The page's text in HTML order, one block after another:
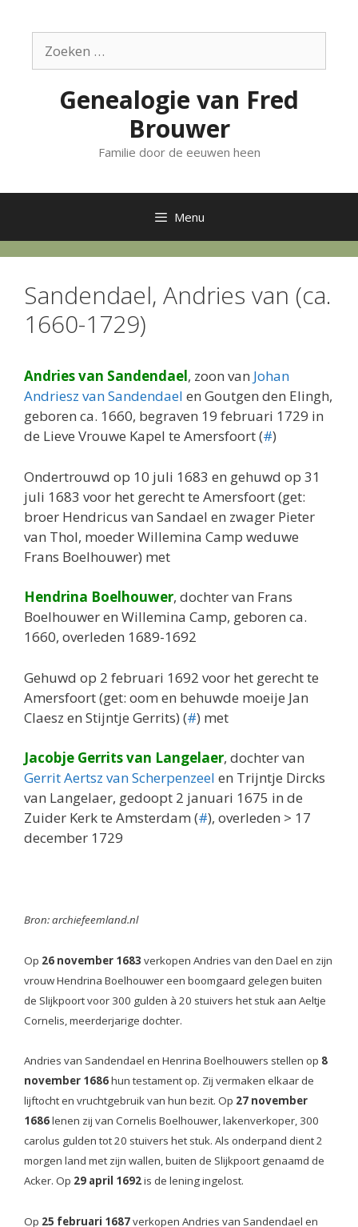
inhoudnaar:
Genealogie van Fred
Brouwer
Familie door de eeuwen heen
Menu
Sandendael, Andries van (ca.
1660-1729)
Andries van Sandendael, zoon van Johan
Andriesz van Sandendael en Goutgen den Elingh,
geboren ca. 1660, begraven 19 februari 1729 in
de Lieve Vrouwe Kapel te Amersfoort (#)
Ondertrouwd op 10 juli 1683 en gehuwd op 31
juli 1683 voor het gerecht te Amersfoort (get:
broer Hendricus van Sandael en zwager Pieter
van Thol, moeder Willemina Camp weduwe
Frans Boelhouwer) met
Hendrina Boelhouwer, dochter van Frans
Boelhouwer en Willemina Camp, geboren ca.
1660, overleden 1689-1692
Gehuwd op 2 februari 1692 voor het gerecht te
Amersfoort (get: oom en behuwde moeije Jan
Claesz en Stijntje Gerrits) (#) met
Jacobje Gerrits van Langelaer, dochter van
Gerrit Aertsz van Scherpenzeel en Trijntje Dircks
van Langelaer, gedoopt 2 januari 1675 in de
Zuider Kerk te Amsterdam (#), overleden > 17
december 1729
Bron: archiefeemland.nl
Op 26 november 1683 verkopen Andries van den Dael en zijn
vrouw Hendrina Boelhouwer een boomgaard gelegen buiten
de Slijkpoort voor 300 gulden à 20 stuivers het stuk aan Aeltje
Cornelis, meerderjarige dochter.
Andries van Sandendael en Henrina Boelhouwers stellen op 8
november 1686hun testament op. Zij vermaken elkaar de
lijftocht en vruchtgebruik van hun bezit. Op 27 november
1686lenen zij van Cornelis Boelhouwer, lakenverkoper, 300
carolus gulden tot 20 stuivers het stuk. Als onderpand dient 2
morgen land met zijn wallen, buiten de Slijkpoort genaamd de
Acker. Op 29 april 1692is de lening ingelost.
Op 25 februari 1687verkopen Andries van Sandendael en